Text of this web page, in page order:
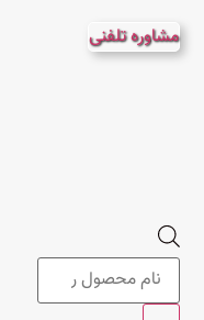
محتوا
مشاوره تلفنی
Products
search